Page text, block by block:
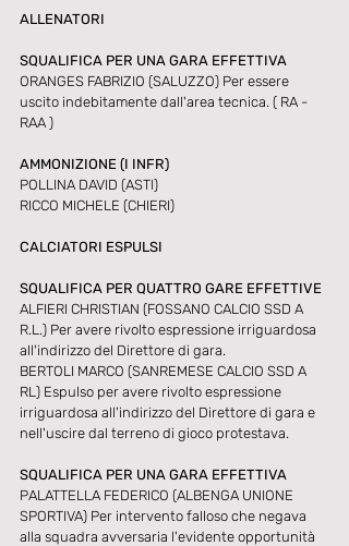
ALLENATORI
SQUALIFICA PER UNA GARA EFFETTIVA
ORANGES FABRIZIO (SALUZZO) Per essere
uscito indebitamente dall'area tecnica. ( RA -
RAA )
AMMONIZIONE (I INFR)
POLLINA DAVID (ASTI)
RICCO MICHELE (CHIERI)
CALCIATORI ESPULSI
SQUALIFICA PER QUATTRO GARE EFFETTIVE
ALFIERI CHRISTIAN (FOSSANO CALCIO SSD A
R.L.) Per avere rivolto espressione irriguardosa
all'indirizzo del Direttore di gara.
BERTOLI MARCO (SANREMESE CALCIO SSD A
RL) Espulso per avere rivolto espressione
irriguardosa all'indirizzo del Direttore di gara e
nell'uscire dal terreno di gioco protestava.
SQUALIFICA PER UNA GARA EFFETTIVA
PALATTELLA FEDERICO (ALBENGA UNIONE
SPORTIVA) Per intervento falloso che negava
alla squadra avversaria l'evidente opportunità